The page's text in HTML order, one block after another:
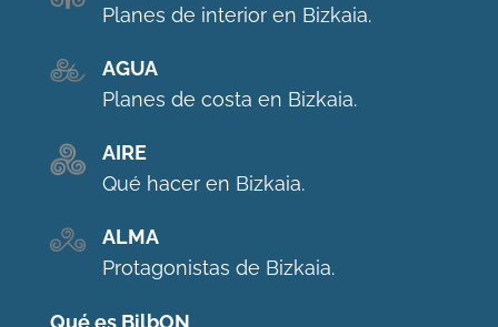
Planes de interior en Bizkaia.
AGUA
Planes de costa en Bizkaia.
AIRE
Qué hacer en Bizkaia.
ALMA
Protagonistas de Bizkaia.
Qué es BilbON